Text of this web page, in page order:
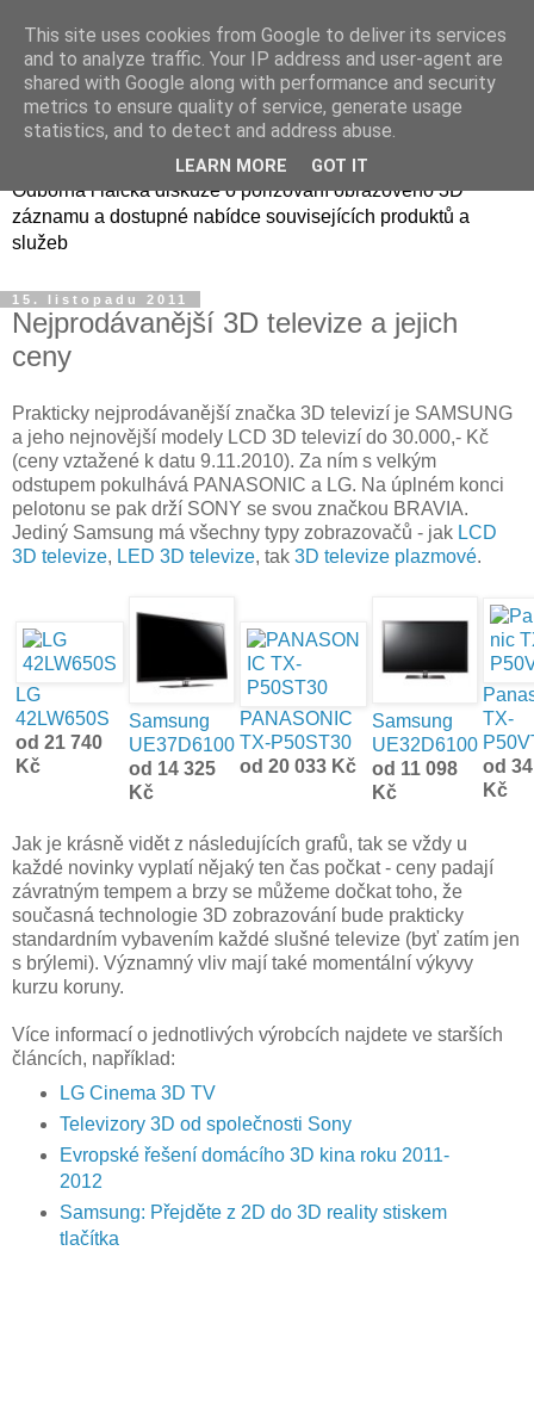
3D foto a video
Odborná i laická diskuze o pořizování obrazového 3D
záznamu a dostupné nabídce souvisejících produktů a
služeb
15. listopadu 2011
Nejprodávanější 3D televize a jejich
ceny
Prakticky nejprodávanější značka 3D televizí je SAMSUNG
a jeho nejnovější modely LCD 3D televizí do 30.000,- Kč
(ceny vztažené k datu 9.11.2010). Za ním s velkým
odstupem pokulhává PANASONIC a LG. Na úplném konci
pelotonu se pak drží SONY se svou značkou BRAVIA.
Jediný Samsung má všechny typy zobrazovačů - jak LCD
3D televize, LED 3D televize, tak 3D televize plazmové.
LG
42LW650S
od 21 740
Kč
Samsung
UE37D6100
od 14 325
Kč
PANASONIC
TX-P50ST30
od 20 033 Kč
Samsung
UE32D6100
od 11 098
Kč
TX-
od
Kč
Jak je krásně vidět z následujících grafů, tak se vždy u
každé novinky vyplatí nějaký ten čas počkat - ceny padají
závratným tempem a brzy se můžeme dočkat toho, že
současná technologie 3D zobrazování bude prakticky
standardním vybavením každé slušné televize (byť zatím jen
s brýlemi). Významný vliv mají také momentální výkyvy
kurzu koruny.
Více informací o jednotlivých výrobcích najdete ve starších
článcích, například:
LG Cinema 3D TV
Televizory 3D od společnosti Sony
Evropské řešení domácího 3D kina roku 2011-
2012
Samsung: Přejděte z 2D do 3D reality stiskem
tlačítka
This site uses cookies from Google to deliver its services
and to analyze traffic. Your IP address and user-agent are
shared with Google along with performance and security
metrics to ensure quality of service, generate usage
statistics, and to detect and address abuse.
LEARN MORE GOT IT